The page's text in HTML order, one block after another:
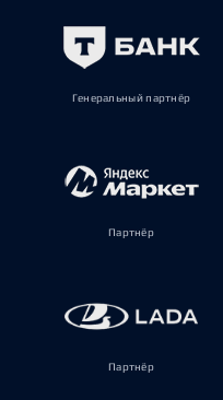
Генеральный партнёр
Партнёр
Партнёр